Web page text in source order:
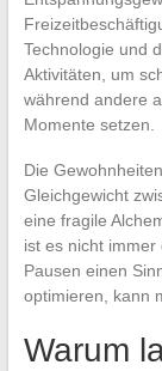
Technologie und
Aktivitäten, um
während andere
Momente setzen.
Die
Gleichgewicht
eine fragile
ist es nicht
Pausen einen
optimieren, kann
Warum